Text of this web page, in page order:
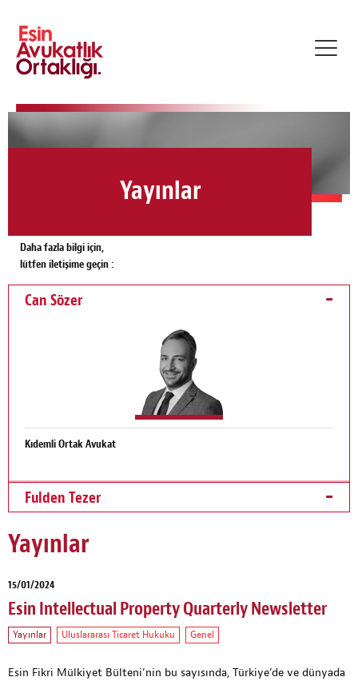
Yayınlar
Daha fazla bilgi için,
lütfen iletişime geçin :
Can Sözer
Kıdemli Ortak Avukat
Fulden Tezer
Yayınlar
15/01/2024
Esin Intellectual Property Quarterly Newsletter
Yayınlar Uluslararası Ticaret Hukuku Genel
Esin Fikri Mülkiyet Bülteni’nin bu sayısında, Türkiye’de ve dünyada